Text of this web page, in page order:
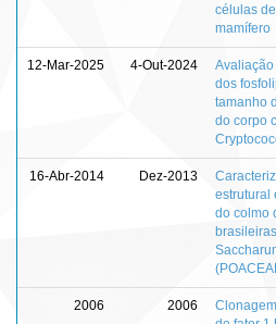
células
mamífero
12-Mar-2025 4-Out-2024
dos
tamanho
do corpo
16-Abr-2014 Dez-2013
estrutural
do colmo
2006 2006